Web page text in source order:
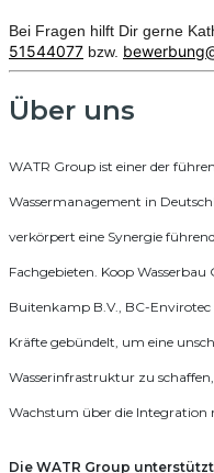
Bei Fragen hilft Dir gerne
51544077 bzw.
Über uns
WATR Group ist einer der
Wassermanagement in
verkörpert eine Synergie
Fachgebieten. Koop
Buitenkamp B.V., BC-
Kräfte gebündelt, um eine
Wasserinfrastruktur zu
Wachstum über die Integration
Die WATR Group